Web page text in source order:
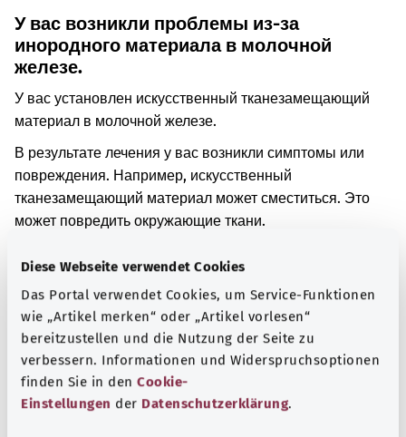
Diese Webseite verwendet Cookies
Das Portal verwendet Cookies, um Service-Funktionen
wie „Artikel merken“ oder „Artikel vorlesen“
bereitzustellen und die Nutzung der Seite zu
verbessern. Informationen und Widerspruchsoptionen
finden Sie in den Cookie-
Einstellungen der Datenschutzerklärung.
У вас возникли проблемы из-за
инородного материала в молочной
железе.
У вас установлен искусственный тканезамещающий
материал в молочной железе.
В результате лечения у вас возникли симптомы или
повреждения. Например, искусственный
тканезамещающий материал может сместиться. Это
может повредить окружающие ткани.
Дополнительные обозначения
Указание
Источник